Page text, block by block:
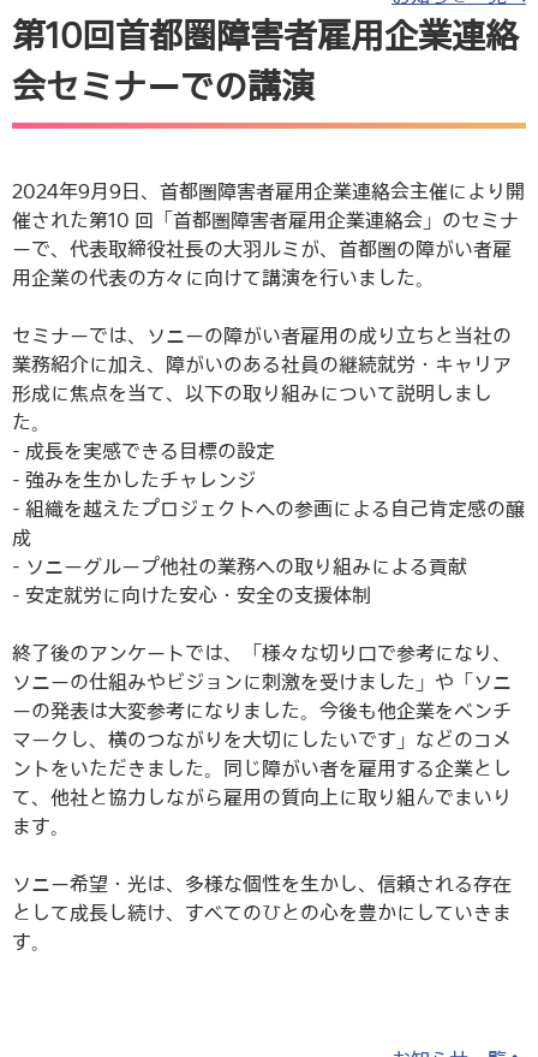
第10回首都圏障害者雇用企業連絡
会セミナーでの講演
2024年9月9日、首都圏障害者雇用企業連絡会主催により開
催された第10 回「首都圏障害者雇用企業連絡会」のセミナ
ーで、代表取締役社長の大羽ルミが、首都圏の障がい者雇
用企業の代表の方々に向けて講演を行いました。
セミナーでは、ソニーの障がい者雇用の成り立ちと当社の
業務紹介に加え、障がいのある社員の継続就労・キャリア
形成に焦点を当て、以下の取り組みについて説明しまし
た。
- 成長を実感できる目標の設定
- 強みを生かしたチャレンジ
- 組織を越えたプロジェクトへの参画による自己肯定感の醸
成
- ソニーグループ他社の業務への取り組みによる貢献
- 安定就労に向けた安心・安全の支援体制
終了後のアンケートでは、「様々な切り口で参考になり、
ソニーの仕組みやビジョンに刺激を受けました」や「ソニ
ーの発表は大変参考になりました。今後も他企業をベンチ
マークし、横のつながりを大切にしたいです」などのコメ
ントをいただきました。同じ障がい者を雇用する企業とし
て、他社と協力しながら雇用の質向上に取り組んでまいり
ます。
ソニー希望・光は、多様な個性を生かし、信頼される存在
として成長し続け、すべてのひとの心を豊かにしていきま
す。